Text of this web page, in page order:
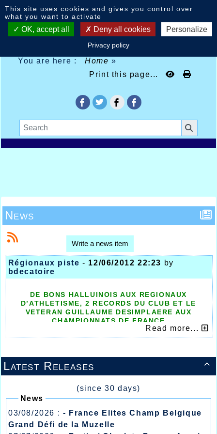
You are here : Home»
Print this page...

Latest Releases
(since 30 days)
News
03/08/2026 : - France Elites Champ Belgique
Grand Défi de la Muzelle
News
Write a news item
Régionaux piste - 12/06/2012 22:23 by
bdecatoire
DE BONS HALLUINOIS AUX REGIONAUX
D’ATHLETISME, 2 RECORDS DU CLUB ET LE
VETERAN GUILLAUME DESIMPLAERE AUX
CHAMPIONNATS DE FRANCE
Ils étaient bien présent les athlètes Halluinois
aux championnats Régionaux le week-end
sur deux journées, la première en avant
programme du Meeting du Nord du Stadium,
et la seconde le lendemain sur le même site.
Deux records du club devaient tomber sur ces
championnats, celui du 5000m marche cadet
avec Amaury Lamiaux, médaille de bronze et
record en 26.04.5 et le senior Franck Van
Lierde médaille d’argent et record également
sur 20kms marche en 1h52.03.
Read more...
This site uses cookies and gives you control over
what you want to activate
OK, accept all Deny all cookies Personalize
Privacy policy